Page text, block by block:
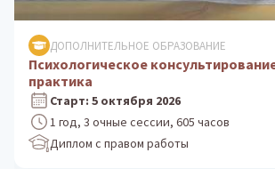
ДОПОЛНИТЕЛЬНОЕ ОБРАЗОВАНИЕ
Клиническая психология: практика
психологического консультирования
Старт: 24 августа 2026
1 год, 3 очные сессии, 605 часов
Диплом с правом работы